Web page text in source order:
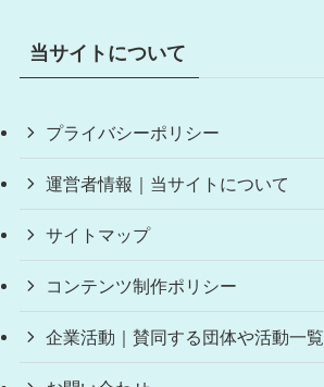
当サイトについて
プライバシーポリシー
運営者情報｜当サイトについて
サイトマップ
コンテンツ制作ポリシー
企業活動｜賛同する団体や活動一覧